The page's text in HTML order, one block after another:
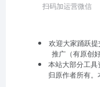
扫码加运营微信
欢迎大家踊跃
推广（有原创
本站大部分工
归原作者所有